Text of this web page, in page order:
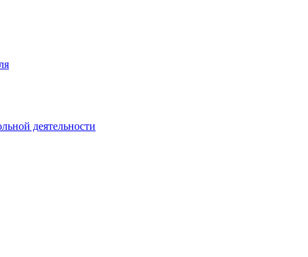
деятельности